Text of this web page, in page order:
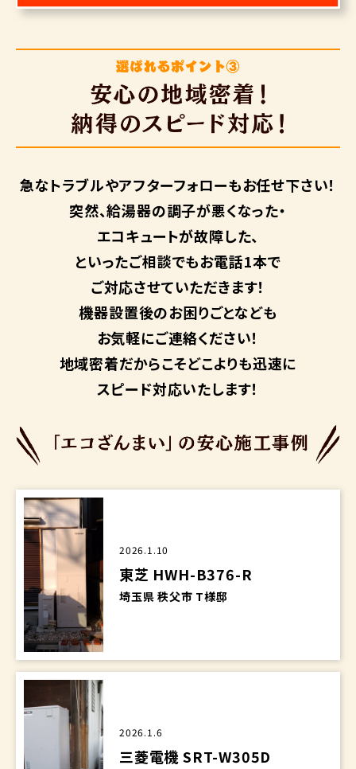
急なトラブルやアフターフォローもお任せ下さい！
突然、給湯器の調子が悪くなった・
エコキュートが故障した、
といったご相談でもお電話1本で
ご対応させていただきます！
機器設置後のお困りごとなども
お気軽にご連絡ください！
地域密着だからこそどこよりも迅速に
スピード対応いたします！
2026.1.10
東芝 HWH-B376-R
埼玉県 秩父市 T様邸
2026.1.6
三菱電機 SRT-W305D